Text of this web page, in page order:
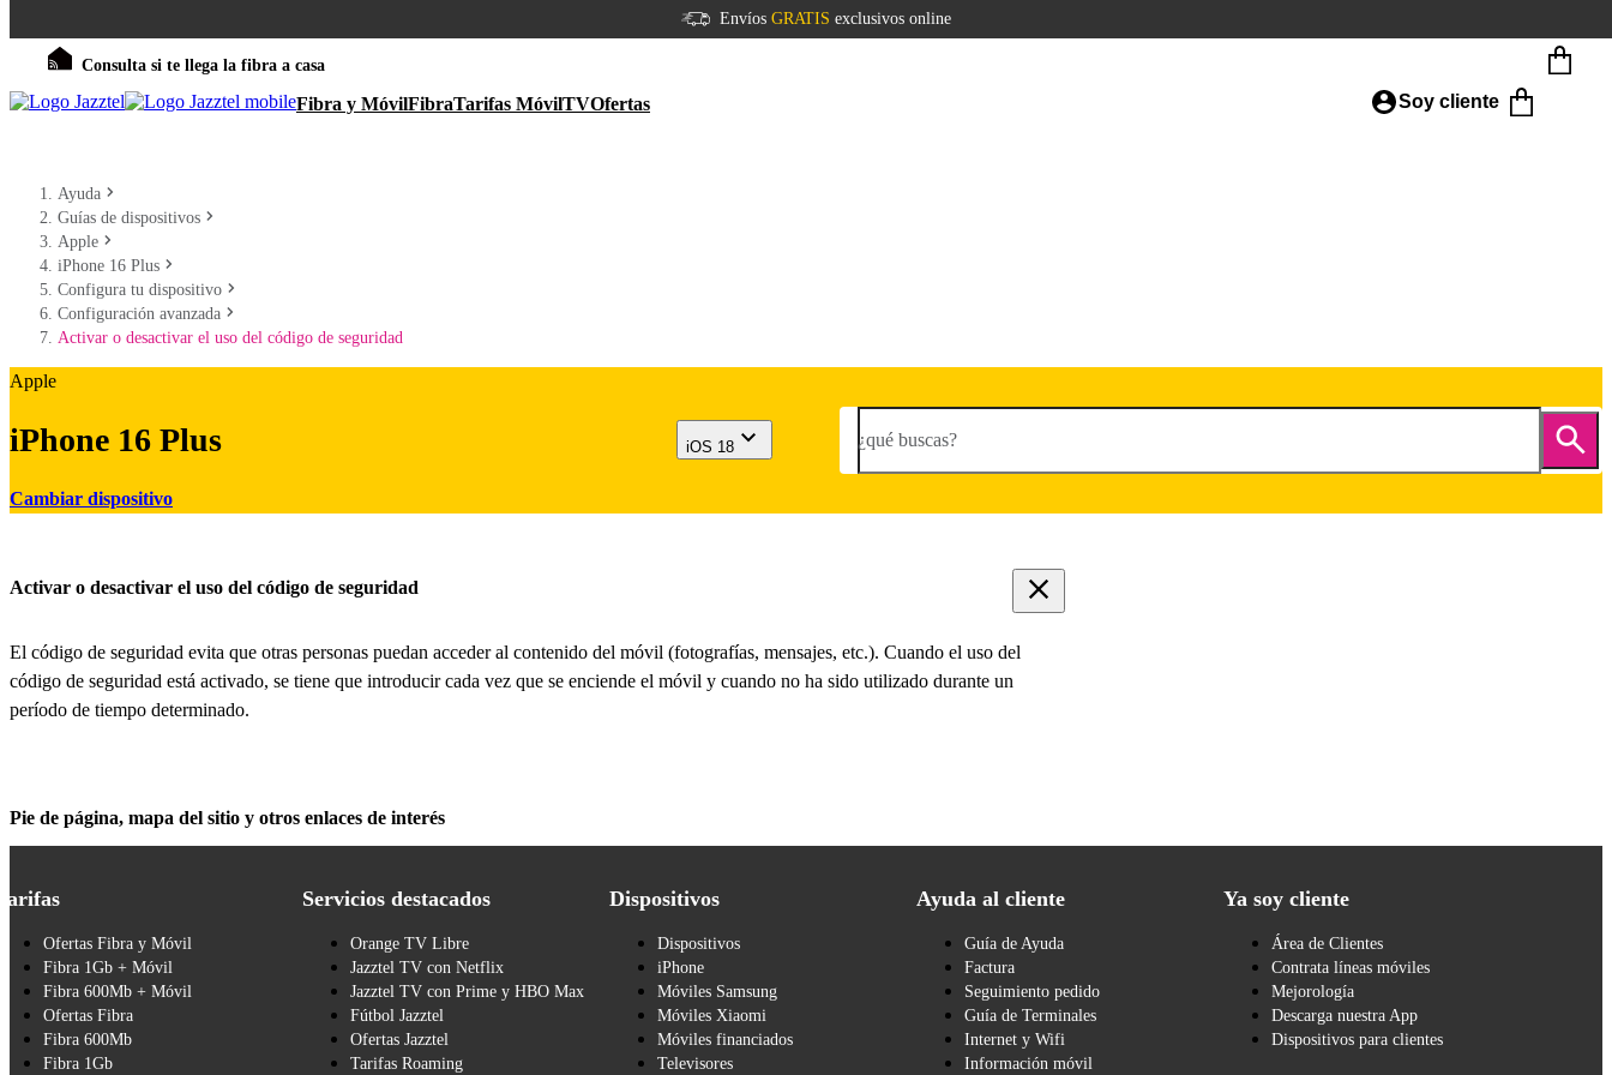
Envíos GRATIS exclusivos online
Consulta si te llega la fibra a casa
Fibra y MóvilFibraTarifas MóvilTVOfertas Soy cliente
Ayuda
Guías de dispositivos
Apple
iPhone 16 Plus
Configura tu dispositivo
Configuración avanzada
Activar o desactivar el uso del código de seguridad
Apple
iPhone 16 Plus
Cambiar dispositivo
iOS 18 ¿qué buscas?
Activar o desactivar el uso del código de seguridad
El código de seguridad evita que otras personas puedan acceder al contenido del móvil (fotografías, mensajes, etc.). Cuando el uso del
código de seguridad está activado, se tiene que introducir cada vez que se enciende el móvil y cuando no ha sido utilizado durante un
período de tiempo determinado.
Pie de página, mapa del sitio y otros enlaces de interés
Ofertas Fibra y Móvil
Fibra 1Gb + Móvil
Fibra 600Mb + Móvil
Ofertas Fibra
Fibra 600Mb
Fibra 1Gb
Servicios destacados
Orange TV Libre
Jazztel TV con Netflix
Jazztel TV con Prime y HBO Max
Fútbol Jazztel
Ofertas Jazztel
Tarifas Roaming
Dispositivos
Dispositivos
iPhone
Móviles Samsung
Móviles Xiaomi
Móviles financiados
Televisores
Ayuda al cliente
Guía de Ayuda
Factura
Seguimiento pedido
Guía de Terminales
Internet y Wifi
Información móvil
Ya soy cliente
Área de Clientes
Contrata líneas móviles
Mejorología
Descarga nuestra App
Dispositivos para clientes